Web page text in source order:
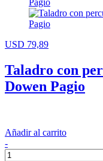
USD 79,89
Taladro con
Dowen Pagio
Añadir al carrito
-